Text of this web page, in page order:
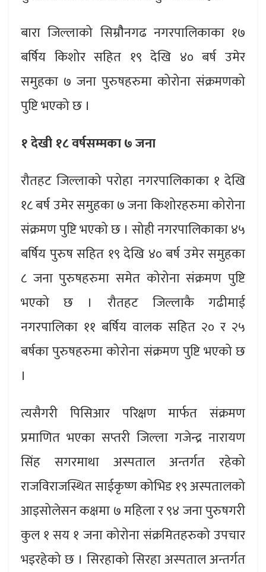
बारा जिल्लाको सिम्रौैनगढ नगरपालिकाका १७
बर्षिय किशोर सहित १९ देखि ४० बर्ष उमेर
समुहका ७ जना पुरुषहरुमा कोरोना संक्रमणको
पुष्टि भएको छ ।
१ देखी १८ वर्षसम्मका ७ जना
रौतहट जिल्लाको परोहा नगरपालिकाका १ देखि
१८ बर्ष उमेर समुहका ७ जना किशोरहरुमा कोरोना
संक्रमण पुष्टि भएको छ । सोही नगरपालिकाका ४५
बर्षिय पुरुष सहित १९ देखि ४० बर्ष उमेर समुहका
८ जना पुरुषहरुमा समेत कोरोना संक्रमण पुष्टि
भएको छ । रौतहट जिल्लाकै गढीमाई
नगरपालिका ११ बर्षिय वालक सहित २० र २५
बर्षका पुरुषहरुमा कोरोना संक्रमण पुष्टि भएको छ
।
त्यसैगरी पिसिआर परिक्षण मार्फत संक्रमण
प्रमाणित भएका सप्तरी जिल्ला गजेन्द्र नारायण
सिंह सगरमाथा अस्पताल अन्तर्गत रहेको
राजविराजस्थित साईकृष्ण कोभिड १९ अस्पतालको
आइसोलेसन कक्षमा ७ महिला र ९४ जना पुरुषगरी
कुल १ सय १ जना कोरोना संक्रमितहरुको उपचार
भइरहेको छ । सिरहाको सिरहा अस्पताल अन्तर्गत